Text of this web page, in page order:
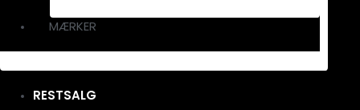
MÆRKER
RESTSALG